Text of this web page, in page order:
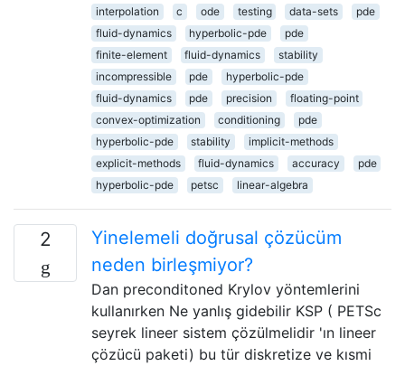
interpolation
c ode testing data-sets
pde
fluid-dynamics
hyperbolic-pde
pde
finite-element
fluid-dynamics
stability
incompressible
pde
hyperbolic-pde
fluid-dynamics
pde precision
floating-point
convex-optimization
conditioning
pde
hyperbolic-pde
stability
implicit-methods
explicit-methods
fluid-dynamics accuracy
pde
hyperbolic-pde
petsc linear-algebra
2
Yinelemeli doğrusal çözücüm
neden birleşmiyor?
Dan preconditoned Krylov yöntemlerini
kullanırken Ne yanlış gidebilir KSP ( PETSc
seyrek lineer sistem çözülmelidir 'ın lineer
çözücü paketi) bu tür diskretize ve kısmi